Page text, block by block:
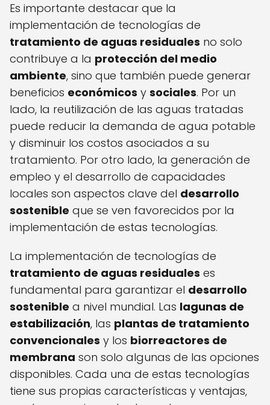
Es importante destacar que la
implementación de tecnologías de
tratamiento de aguas residuales no solo
contribuye a la protección del medio
ambiente, sino que también puede generar
beneficios económicos y sociales. Por un
lado, la reutilización de las aguas tratadas
puede reducir la demanda de agua potable
y disminuir los costos asociados a su
tratamiento. Por otro lado, la generación de
empleo y el desarrollo de capacidades
locales son aspectos clave del desarrollo
sostenible que se ven favorecidos por la
implementación de estas tecnologías.
La implementación de tecnologías de
tratamiento de aguas residuales es
fundamental para garantizar el desarrollo
sostenible a nivel mundial. Las lagunas de
estabilización, las plantas de tratamiento
convencionales y los biorreactores de
membrana son solo algunas de las opciones
disponibles. Cada una de estas tecnologías
tiene sus propias características y ventajas,